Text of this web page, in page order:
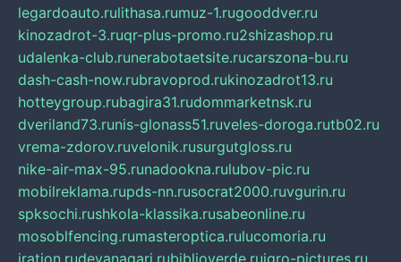
legardoauto.rulithasa.rumuz-1.rugooddver.ru
kinozadrot-3.ruqr-plus-promo.ru2shizashop.ru
udalenka-club.runerabotaetsite.rucarszona-bu.ru
dash-cash-now.rubravoprod.rukinozadrot13.ru
hotteygroup.rubagira31.rudommarketnsk.ru
dveriland73.runis-glonass51.ruveles-doroga.rutb02.ru
vrema-zdorov.ruvelonik.rusurgutgloss.ru
nike-air-max-95.runadookna.rulubov-pic.ru
mobilreklama.rupds-nn.rusocrat2000.ruvgurin.ru
spksochi.rushkola-klassika.rusabeonline.ru
mosoblfencing.rumasteroptica.rulucomoria.ru
iration.rudevanagari.rubiblioverde.ruigro-pictures.ru